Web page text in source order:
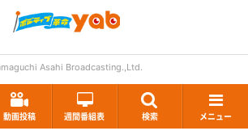
動画投稿
週間番組表 検索 メニュー
Asahi Broadcasting.,Ltd.